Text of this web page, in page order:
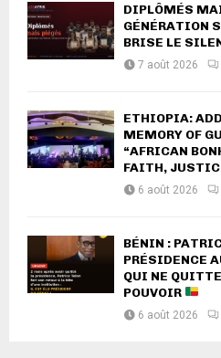
DIPLÔMÉS
GÉNÉRATION
BRISE LE
7 août 2026
ETHIOPIA:
MEMORY OF
“AFRICAN
FAITH,
6 août 2026
BÉNIN :
PRÉSIDENCE
QUI NE
POUVOIR
6 août 2026